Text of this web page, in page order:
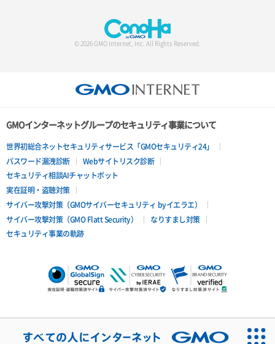
© 2026 GMO Internet, Inc. All Rights Reserved.
GMOインターネットグループのセキュリティ事業について
世界初総合ネットセキュリティサービス「GMOセキュリティ24」
パスワード漏洩診断
Webサイトリスク診断
セキュリティ相談AIチャットボット
実在証明・盗聴対策
サイバー攻撃対策（GMOサイバーセキュリティ byイエラエ）
サイバー攻撃対策（GMO Flatt Security）
なりすまし対策
セキュリティ事業の軌跡